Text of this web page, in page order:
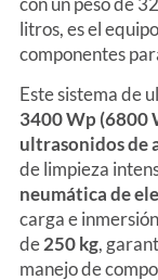
litros, es el
componentes
Este sistema de
3400 Wp (6800
ultrasonidos de
de limpieza
neumática de
carga e
de250 kg,
manejo de